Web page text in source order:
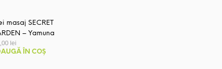
masaj SECRET
– Yamuna
lei
ÎN COȘ